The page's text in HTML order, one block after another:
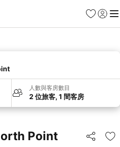
收藏夾
登入 選
人數與客房數目
2 位旅客, 1 間客房
Point 分享
放